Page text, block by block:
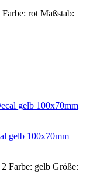
rot Maßstab:
gelb 100x70mm
Farbe: gelb Größe: